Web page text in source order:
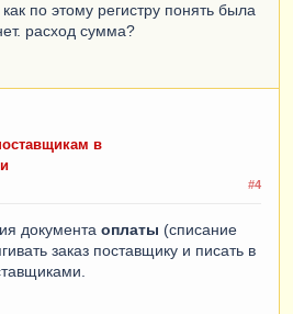
по этому регистру понять была
расход сумма?
в
#4
документа оплаты (списание
заказ поставщику и писать в